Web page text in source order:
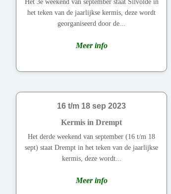
Het 3e weekend van september staat Silvolde in
het teken van de jaarlijkse kermis, deze wordt
georganiseerd door de...
Meer info
16 t/m 18 sep 2023
Kermis in Drempt
Het derde weekend van september (16 t/m 18
sept) staat Drempt in het teken van de jaarlijkse
kermis, deze wordt...
Meer info